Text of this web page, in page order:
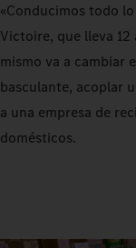
«Conducimos todo
Victoire, que lleva 12
mismo va a cambiar
basculante, acoplar
a una empresa de
domésticos.